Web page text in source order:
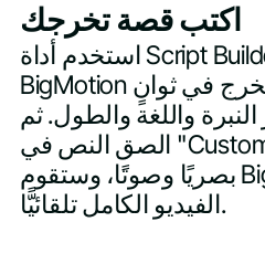
اكتب قصة تخرجك
استخدم أداة Script Builder المجانية من
BigMotion لإنشاء نص حفل التخرج في ثوانٍ
واللغة والطول. ثم
الصق النص في "Custom Video"، واختر نمطًا
بصريًا وصوتًا، وستقوم BigMotion بإنتاج
الفيديو الكامل تلقائيًّا.